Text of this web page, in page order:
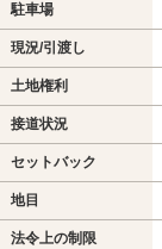
駐車場
現況/引渡し
土地権利
接道状況
セットバック
地目
法令上の制限